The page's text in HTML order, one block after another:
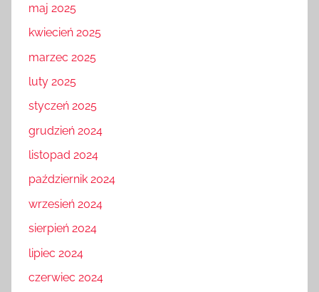
maj 2025
kwiecień 2025
marzec 2025
luty 2025
styczeń 2025
grudzień 2024
listopad 2024
październik 2024
wrzesień 2024
sierpień 2024
lipiec 2024
czerwiec 2024